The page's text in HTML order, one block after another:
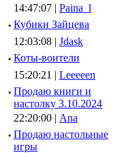
14:47:07 | Paina_l
· Кубики Зайцева
12:03:08 | Jdask
· Коты-воители
15:20:21 | Leeeeen
· Продаю книги и
настолку 3.10.2024
22:20:00 | Ana
· Продаю настольные
игры